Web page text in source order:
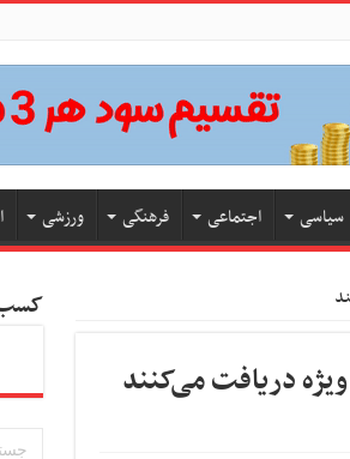
سیاسی اجتماعی فرهنگی ورزشی
دریافت می‌کنند
کسب